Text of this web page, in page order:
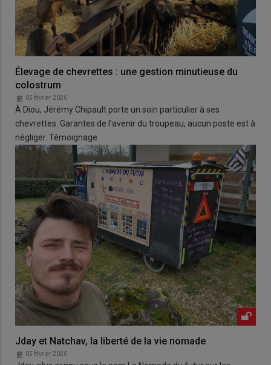
Élevage de chevrettes : une gestion minutieuse du
colostrum
05 février 2026
À Diou, Jérémy Chipault porte un soin particulier à ses
chevrettes. Garantes de l'avenir du troupeau, aucun poste est à
négliger. Témoignage.
Jday et Natchav, la liberté de la vie nomade
05 février 2026